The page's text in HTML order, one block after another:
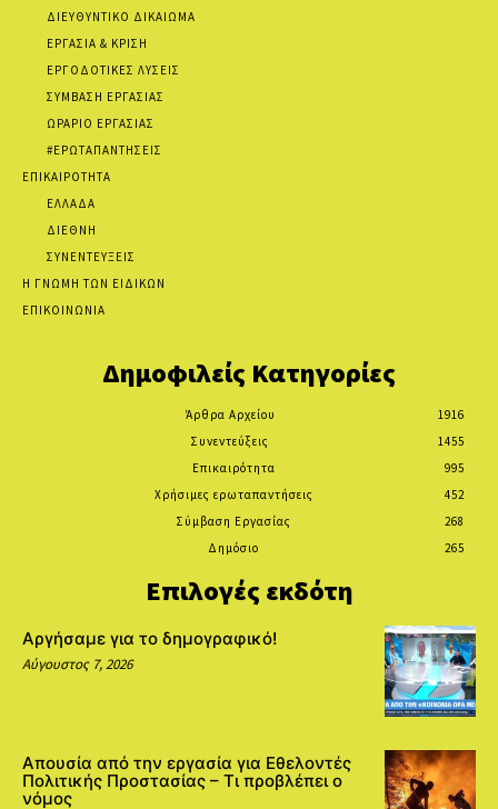
ΔΙΕΥΘΥΝΤΙΚΟ ΔΙΚΑΙΩΜΑ
ΕΡΓΑΣΙΑ & ΚΡΙΣΗ
ΕΡΓΟΔΟΤΙΚΕΣ ΛΥΣΕΙΣ
ΣΥΜΒΑΣΗ ΕΡΓΑΣΙΑΣ
ΩΡΑΡΙΟ ΕΡΓΑΣΙΑΣ
#ΕΡΩΤΑΠΑΝΤΗΣΕΙΣ
ΕΠΙΚΑΙΡΟΤΗΤΑ
ΕΛΛΑΔΑ
ΔΙΕΘΝΗ
ΣΥΝΕΝΤΕΥΞΕΙΣ
Η ΓΝΩΜΗ ΤΩΝ ΕΙΔΙΚΩΝ
ΕΠΙΚΟΙΝΩΝΙΑ
Δημοφιλείς Κατηγορίες
Άρθρα Αρχείου
1916
Συνεντεύξεις
1455
Επικαιρότητα
995
Χρήσιμες ερωταπαντήσεις
452
Σύμβαση Εργασίας
268
Δημόσιο
265
Επιλογές εκδότη
Αργήσαμε για το δημογραφικό!
Αύγουστος 7, 2026
Απουσία από την εργασία για Εθελοντές
Πολιτικής Προστασίας – Τι προβλέπει ο
νόμος